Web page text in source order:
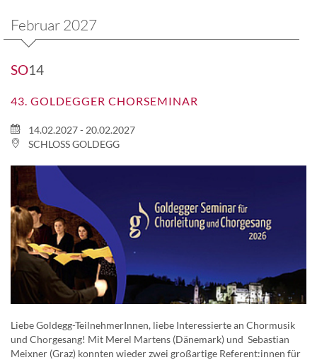
Februar 2027
SO14
43. GOLDEGGER CHORSEMINAR
14.02.2027 - 20.02.2027
SCHLOSS GOLDEGG
Liebe Goldegg-TeilnehmerInnen, liebe Interessierte an Chormusik
und Chorgesang! Mit Merel Martens (Dänemark) und Sebastian
Meixner (Graz) konnten wieder zwei großartige Referent:innen für